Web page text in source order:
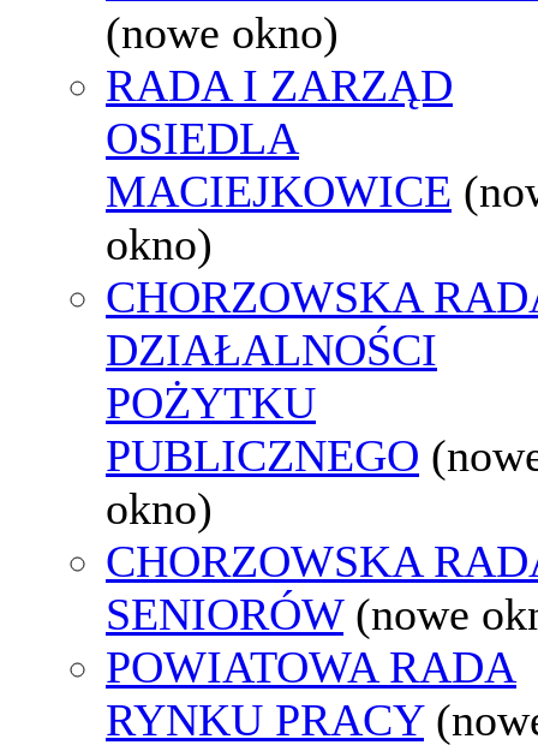
(nowe okno)
RADA I ZARZĄD
OSIEDLA
MACIEJKOWICE
okno)
CHORZOWSKA
DZIAŁALNOŚCI
POŻYTKU
PUBLICZNEGO
okno)
CHORZOWSKA
SENIORÓW (nowe
POWIATOWA RADA
RYNKU PRACY